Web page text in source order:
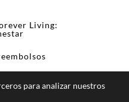
Living:
para analizar nuestros